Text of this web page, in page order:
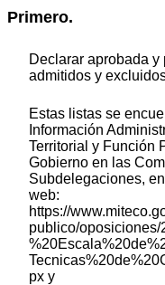
Primero.
Declarar aprobada
admitidos y
Estas listas se
Información
Territorial y Función
Gobierno en las
Subdelegaciones,
web:
https://
publico/
px y